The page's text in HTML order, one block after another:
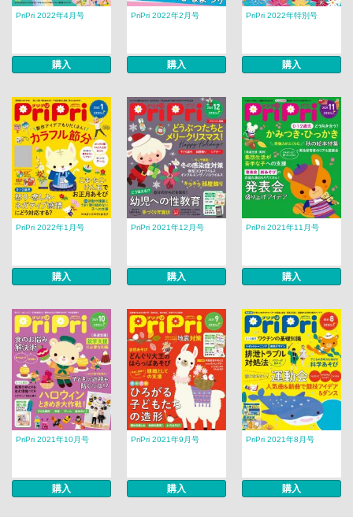
PriPri 2022年4月号
購入
PriPri 2022年2月号
購入
PriPri 2022年特別号
購入
PriPri 2022年1月号
購入
PriPri 2021年12月号
購入
PriPri 2021年11月号
購入
PriPri 2021年10月号
購入
PriPri 2021年9月号
購入
PriPri 2021年8月号
購入